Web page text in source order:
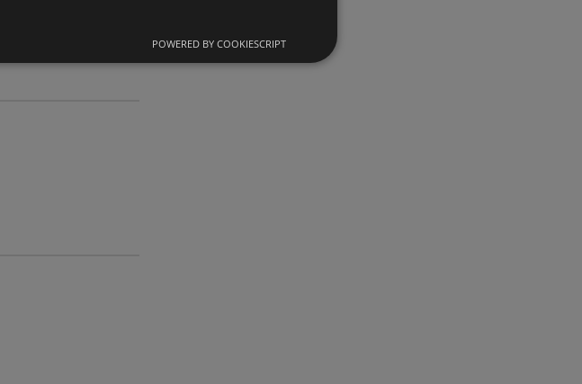
POWERED BY COOKIESCRIPT